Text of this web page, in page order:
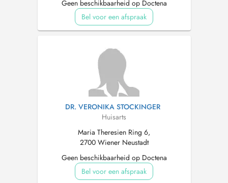
Geen beschikbaarheid op Doctena
Bel voor een afspraak
DR. VERONIKA STOCKINGER
Huisarts
Maria Theresien Ring 6,
2700 Wiener Neustadt
Geen beschikbaarheid op Doctena
Bel voor een afspraak